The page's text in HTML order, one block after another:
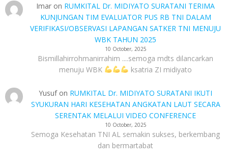
Imar on RUMKITAL Dr. MIDIYATO SURATANI TERIMA
KUNJUNGAN TIM EVALUATOR PUS RB TNI DALAM
VERIFIKASI/OBSERVASI LAPANGAN SATKER TNI MENUJU
WBK TAHUN 2025
10 October, 2025
Bismillahirrohmanirrahim ....semoga mdts dilancarkan
menuju WBK
ksatria ZI midiyato
Yusufon RUMKITAL Dr. MIDIYATO SURATANI IKUTI
SYUKURAN HARI KESEHATAN ANGKATAN LAUT SECARA
SERENTAK MELALUI VIDEO CONFERENCE
10 October, 2025
Semoga Kesehatan TNI AL semakin sukses, berkembang
dan bermartabat